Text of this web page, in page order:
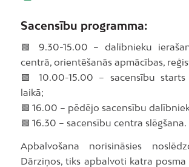
Sacensību programma:
🟩 9.30-15.00 – dalībnieku
centrā, orientēšanās apmācības,
🟩 10.00-15.00 – sacensību
laikā;
🟩 16.00 – pēdējo sacensību
🟩 16.30 – sacensību centra slēgšana.
Apbalvošana norisināsies
Dārziņos, tiks apbalvoti katra